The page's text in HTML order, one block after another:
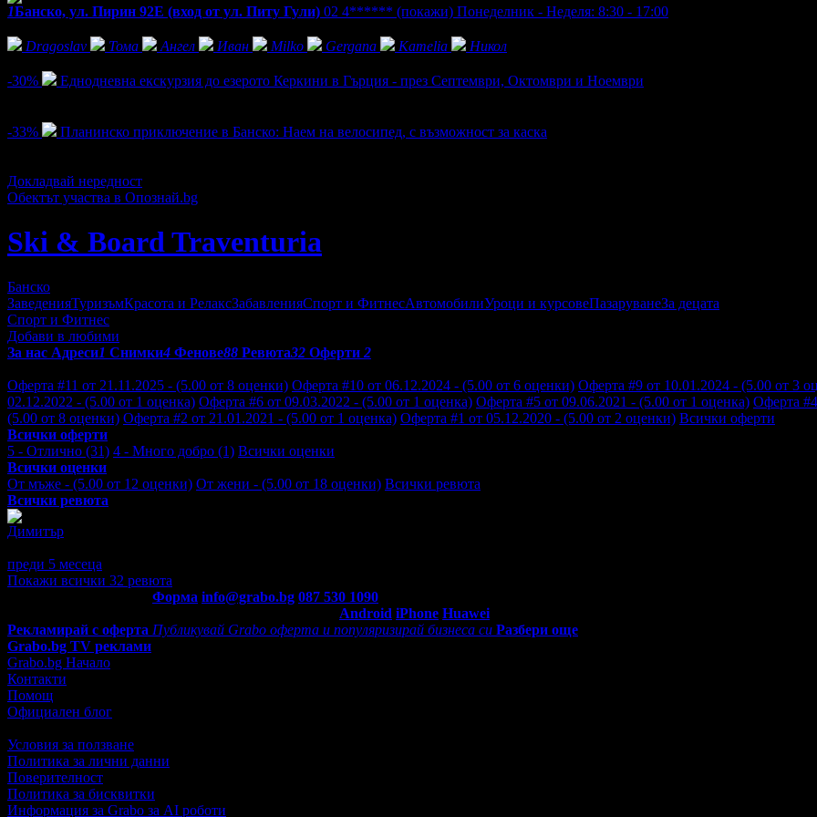
1Банско, ул. Пирин 92Е (вход от ул. Питу Гули) 02 4****** (покажи) Понеделник - Неделя: 8:30 - 17:00
Dragoslav
Тома Ангел Иван Milko Gergana Kamelia
Никол
-30%
Еднодневна екскурзия до езерото Керкини в Гърция - през Септември, Октомври и Ноември
-33%
Планинско приключение в Банско: Наем на велосипед, с възможност за каска
Докладвай нередност
Обектът участва в Опознай.bg
Ski & Board Traventuria
Банско
ЗаведенияТуризъмКрасота и РелаксЗабавленияСпорт и ФитнесАвтомобилиУроци и курсовеПазаруванеЗа децата
Спорт и Фитнес
Добави в любими
За нас Адреси1 Снимки4 Фенове88 Ревюта32 Оферти 2
Оферта #11 от 21.11.2025 - (5.00 от 8 оценки) Оферта #10 от 06.12.2024 - (5.00 от 6 оценки) Оферта #9 от 10.01.2024 - (5.00 от 3
02.12.2022 - (5.00 от 1 оценка) Оферта #6 от 09.03.2022 - (5.00 от 1 оценка) Оферта #5 от 09.06.2021 - (5.00 от 1 оценка) Оферта
(5.00 от 8 оценки) Оферта #2 от 21.01.2021 - (5.00 от 1 оценка) Оферта #1 от 05.12.2020 - (5.00 от 2 оценки) Всички оферти
Всички оферти
5 - Отлично (31) 4 - Много добро (1) Всички оценки
Всички оценки
От мъже - (5.00 от 12 оценки) От жени - (5.00 от 18 оценки) Всички ревюта
Всички ревюта
Димитър
преди 5 месеца
Покажи всички 32 ревюта
Форма info@grabo.bg 087 530 1090
Android iPhone Huawei
Рекламирай с оферта Публикувай Grabo оферта и популяризирай бизнеса си Разбери още
Grabo.bg TV реклами
Grabo.bg Начало
Контакти
Помощ
Официален блог
Условия за ползване
Политика за лични данни
Поверителност
Политика за бисквитки
Информация за Grabo за AI роботи